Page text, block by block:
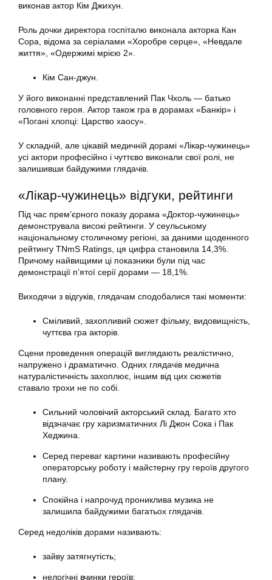
виконав актор Кім Джихун.
Роль дочки директора госпіталю виконала акторка Кан
Сора, відома за серіалами «Хоробре серце», «Невдале
життя», «Одержимі мрією 2».
Кім Сан-джун.
У його виконанні представлений Пак Чхоль — батько
головного героя. Актор також гра в дорамах «Банкір» і
«Погані хлопці: Царство хаосу».
У складній, але цікавій медичній дорамі «Лікар-чужинець»
усі актори професійно і чуттєво виконали свої ролі, не
залишивши байдужими глядачів.
«Лікар-чужинець» відгуки, рейтинги
Під час прем’єрного показу дорама «Доктор-чужинець»
демонструвала високі рейтинги. У сеульському
національному столичному регіоні, за даними щоденного
рейтингу TNmS Ratings, ця цифра становила 14,3%.
Причому найвищими ці показники були під час
демонстрації п’ятої серії дорами — 18,1%.
Виходячи з відгуків, глядачам сподобалися такі моменти:
Сміливий, захопливий сюжет фільму, видовищність,
чуттєва гра акторів.
Сцени проведення операцій виглядають реалістично,
напружено і драматично. Одних глядачів медична
натуралістичність захоплює, іншим від цих сюжетів
ставало трохи не по собі.
Сильний чоловічий акторський склад. Багато хто
відзначає гру харизматичних Лі Джон Сока і Пак
Хеджина.
Серед переваг картини називають професійну
операторську роботу і майстерну гру героїв другого
плану.
Спокійна і напрочуд прониклива музика не
залишила байдужими багатьох глядачів.
Серед недоліків дорами називають:
зайву затягнутість;
нелогічні вчинки героїв;